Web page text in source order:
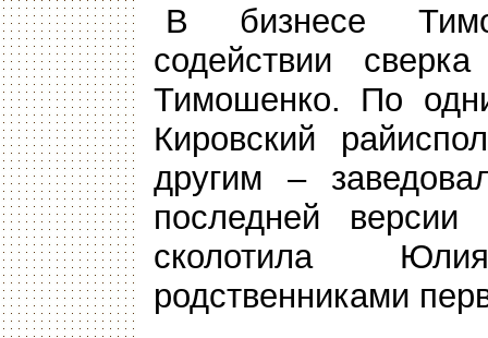
В бизнесе
содействии
Тимошенко. По
Кировский
другим –
последней версии
сколотила
родственниками